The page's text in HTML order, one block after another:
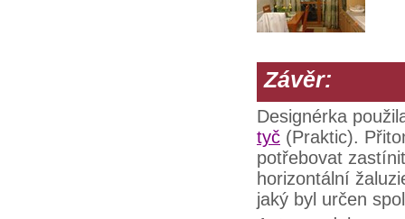
Závěr:
Designérka
tyč (Praktic).
potřebovat
horizontální
jaký byl určen